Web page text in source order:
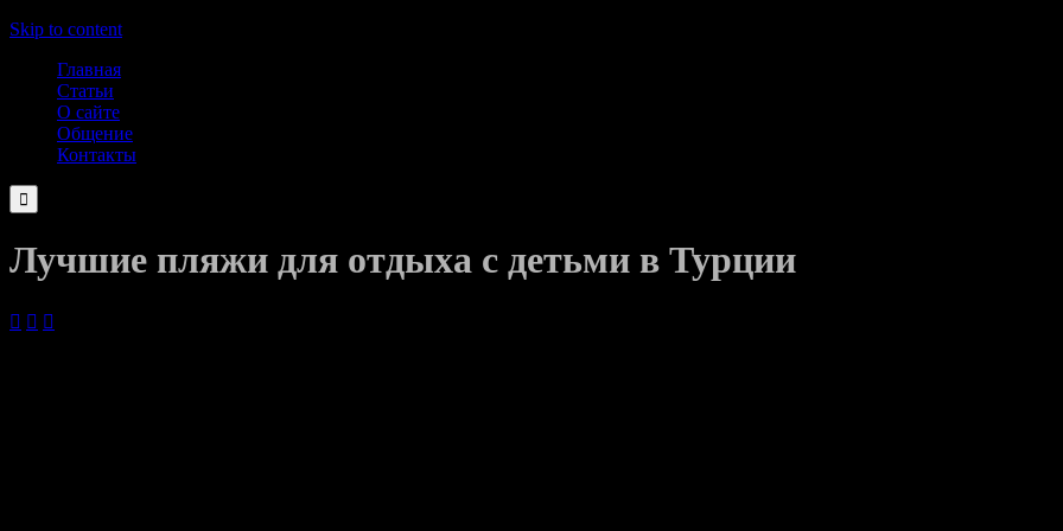
Skip to content
Главная
Статьи
О сайте
Общение
Контакты

Лучшие пляжи для отдыха с детьми в Турции
  